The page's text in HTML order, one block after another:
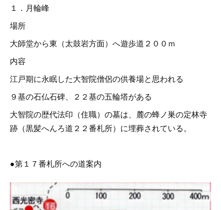
１．月輪峰
場所
大師堂から東（太鼓岩方面）へ遊歩道２００ｍ
内容
江戸期に永眠した大智院僧侶の供養場と思われる
９基の石仏石碑、２２基の五輪塔がある
大智院の歴代法印（住職）の墓は、麓の蜂ノ巣の定林寺
跡（黒髪へんろ道２２番札所）に埋葬されている。
●第１７番札所への道案内